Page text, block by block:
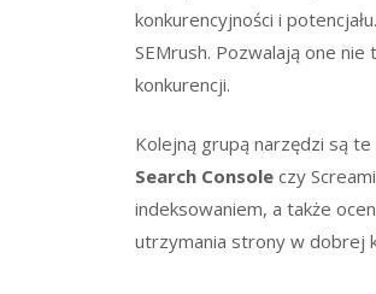
konkurencyjności i
SEMrush. Pozwalają one
konkurencji.
Kolejną grupą narzędzi są te
Search Console czy
indeksowaniem, a także
utrzymania strony w dobrej